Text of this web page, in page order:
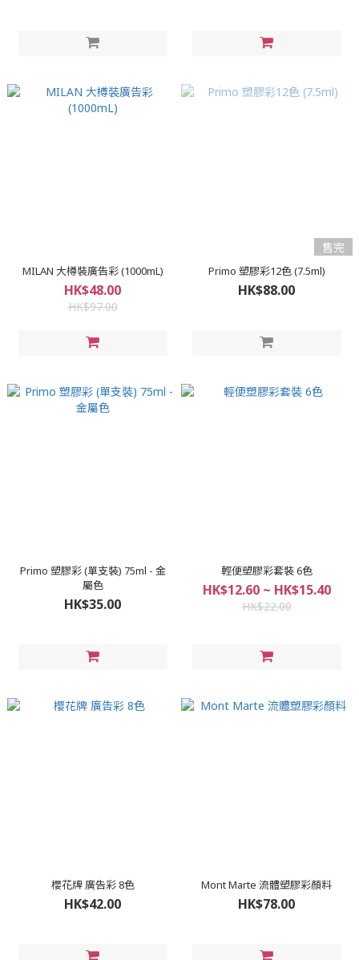
MILAN 大樽裝廣告彩 (1000mL)
HK$48.00
HK$97.00
售完
Primo 塑膠彩12色 (7.5ml)
HK$88.00
Primo 塑膠彩 (單支裝) 75ml - 金
屬色
HK$35.00
輕便塑膠彩套裝 6色
HK$12.60 ~ HK$15.40
HK$22.00
櫻花牌 廣告彩 8色
HK$42.00
Mont Marte 流體塑膠彩顏料
HK$78.00